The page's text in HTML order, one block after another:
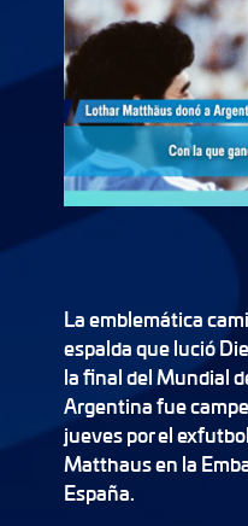
La emblemática
espalda que lució
la final del Mundial
Argentina fue
jueves por el
Matthaus en la
España.